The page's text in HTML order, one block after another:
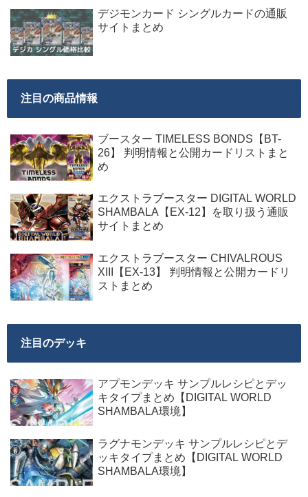
デジモンカード シングルカードの通販
サイトまとめ
注目の商品情報
ブースター TIMELESS BONDS【BT-
26】 判明情報と公開カードリストまと
め
エクストラブースター DIGITAL WORLD
SHAMBALA【EX-12】を取り扱う通販
サイトまとめ
エクストラブースター CHIVALROUS
XIII【EX-13】 判明情報と公開カードリ
ストまとめ
注目のデッキ
アプモンデッキ サンプルレシピとデッ
キタイプまとめ【DIGITAL WORLD
SHAMBALA環境】
ラグナモンデッキ サンプルレシピとデ
ッキタイプまとめ【DIGITAL WORLD
SHAMBALA環境】